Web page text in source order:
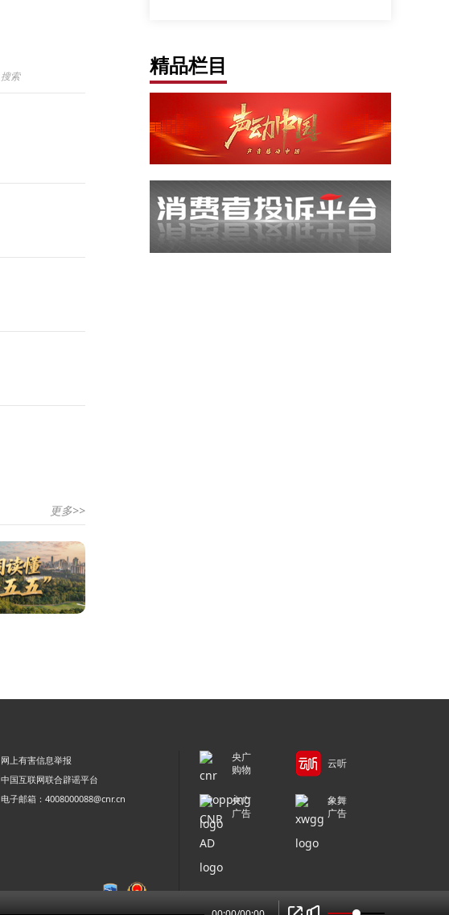
更多>>
精品栏目
网上有害信息举报
中国互联网联合辟谣平台
电子邮箱：4008000088@cnr.cn
央广
购物
云听
央广
广告
象舞
广告